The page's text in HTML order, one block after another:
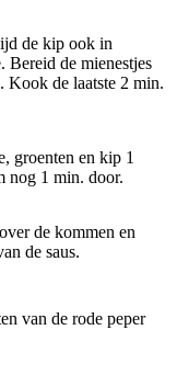
de kip ook in
Bereid de mienestjes
Kook de laatste 2 min.
groenten en kip 1
nog 1 min. door.
de kommen en
de saus.
van de rode peper